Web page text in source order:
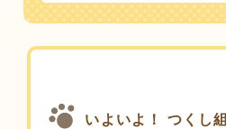
いよいよ！ つくし組